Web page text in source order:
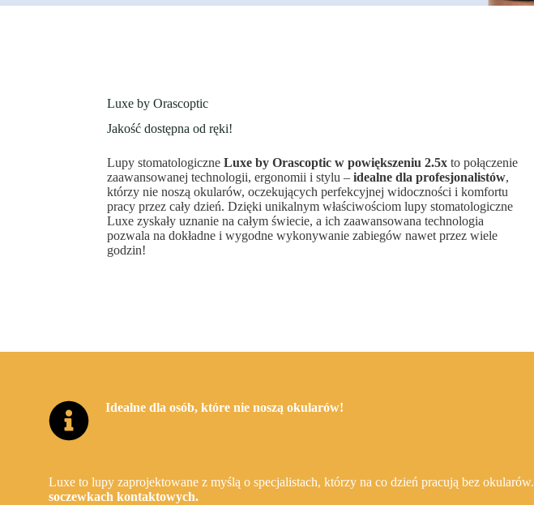
Luxe by Orascoptic
Jakość dostępna od ręki!
Lupy stomatologiczne Luxe by Orascoptic w powiększeniu 2.5x to połączenie
zaawansowanej technologii, ergonomii i stylu – idealne dla profesjonalistów,
którzy nie noszą okularów, oczekujących perfekcyjnej widoczności i komfortu
pracy przez cały dzień. Dzięki unikalnym właściwościom lupy stomatologiczne
Luxe zyskały uznanie na całym świecie, a ich zaawansowana technologia
pozwala na dokładne i wygodne wykonywanie zabiegów nawet przez wiele
godzin!
Idealne dla osób, które nie noszą okularów!
Luxe to lupy zaprojektowane z myślą o specjalistach, którzy na co dzień pracują bez okularów.
soczewkach kontaktowych.